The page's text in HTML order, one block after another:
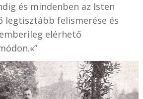
és mindenben az Isten
legtisztább felismerése és
elérhető